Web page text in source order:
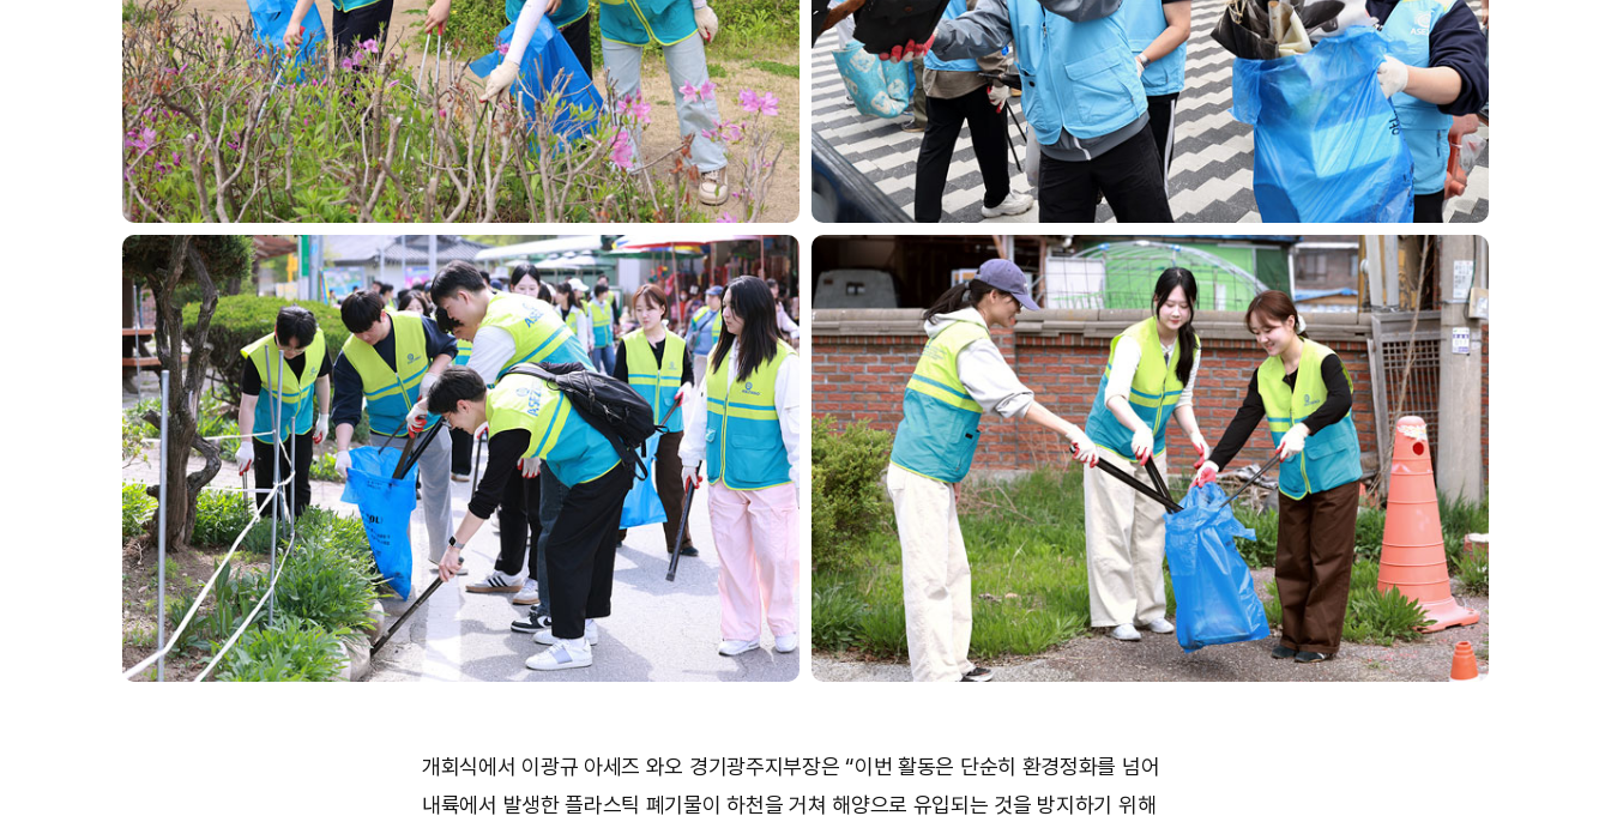
개회식에서 이광규 아세즈 와오 경기광주지부장은 “이번 활동은 단순히 환경정화를 넘어
내륙에서 발생한 플라스틱 폐기물이 하천을 거쳐 해양으로 유입되는 것을 방지하기 위해